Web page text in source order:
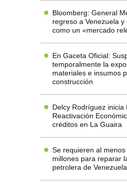
Bloomberg: General
regreso a Venezuela
como un «mercado
En Gaceta Oficial:
temporalmente la
materiales e insumos
construcción
Delcy Rodríguez inicia
Reactivación
créditos en La Guaira
Se requieren al
millones para reparar
petrolera de